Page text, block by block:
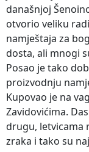
današnjoj
otvorio veliku
namještaja za
dosta, ali mnogi
Posao je tako
proizvodnju
Kupovao je na
Zavidovićima.
drugu, letvicama
zraka i tako su